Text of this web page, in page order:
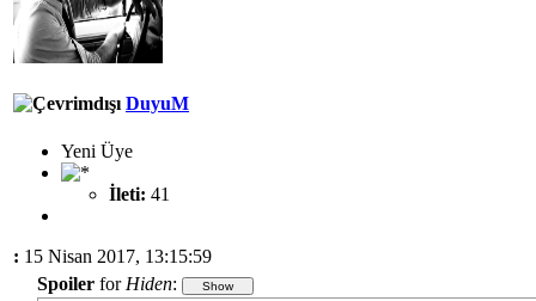
DuyuM
Yeni Üye
İleti: 41
: 15 Nisan 2017, 13:15:59
Spoiler for Hiden: